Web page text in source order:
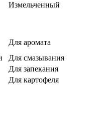
Измельченный
Для аромата
Для смазывания
Для запекания
Для картофеля